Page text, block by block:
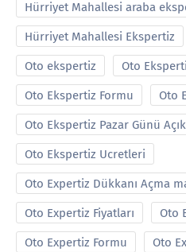
Hürriyet Mahallesi araba
Hürriyet Mahallesi Ekspertiz
Oto ekspertiz Oto
Oto Ekspertiz Formu Oto
Oto Ekspertiz Pazar Günü Açık
Oto Ekspertiz Ucretleri
Oto Expertiz Dükkanı Açma
Oto Expertiz Fiyatları Oto
Oto Expertiz Formu Oto